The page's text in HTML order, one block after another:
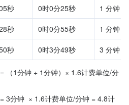
秒 0时0分25秒 1 分钟
秒 0时0分55秒 1 分钟
秒 0时3分49秒 3 分钟
（1分钟 + 1分钟）× 1.6计费单位/分
3分钟  × 1.6计费单位/分钟 = 4.8计